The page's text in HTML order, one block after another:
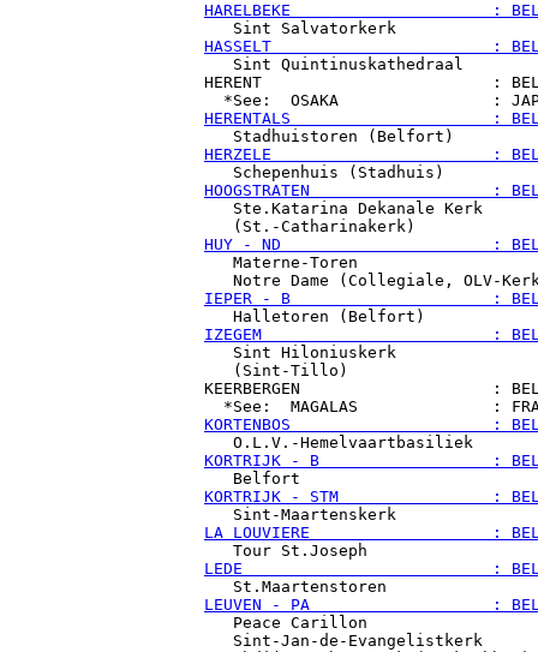
HARELBEKE                     :
HASSELT                       :
Sint Quintinuskathedraal
HERENT                        :
HERENTALS                     :
HERZELE                       :
HOOGSTRATEN                   :
Ste.Katarina Dekanale Kerk
HUY - ND                      :
Materne-Toren
IEPER - B                     :
IZEGEM                        :
Sint Hiloniuskerk
   (Sint-Tillo)
KEERBERGEN                    :
KORTENBOS                     :
KORTRIJK - B                  :
KORTRIJK - STM                :
LA LOUVIERE                   :
LEDE                          :
LEUVEN - PA                   :
Peace Carillon
   Sint-Jan-de-Evangelistkerk